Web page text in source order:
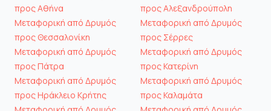
προς Αθήνα
Μεταφορική από Δρυμός
προς Θεσσαλονίκη
Μεταφορική από Δρυμός
προς Πάτρα
Μεταφορική από Δρυμός
προς Ηράκλειο Κρήτης
προς Αλεξανδρούπολη
Μεταφορική από Δρυμός
προς Σέρρες
Μεταφορική από Δρυμός
προς Κατερίνη
Μεταφορική από Δρυμός
προς Καλαμάτα